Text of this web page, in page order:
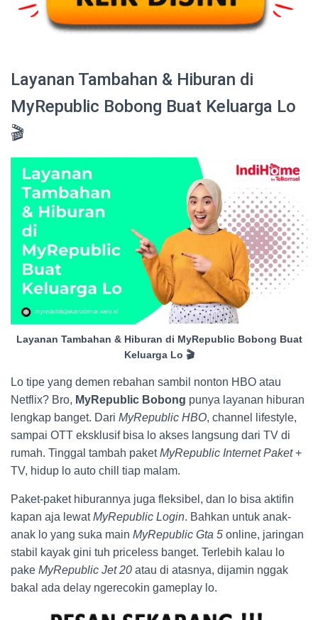
Layanan Tambahan & Hiburan di
MyRepublic Bobong Buat Keluarga Lo
🎬
Layanan Tambahan & Hiburan di MyRepublic Bobong Buat
Keluarga Lo 🎬
Lo tipe yang demen rebahan sambil nonton HBO atau
Netflix? Bro, MyRepublic Bobong punya layanan hiburan
lengkap banget. Dari MyRepublic HBO, channel lifestyle,
sampai OTT eksklusif bisa lo akses langsung dari TV di
rumah. Tinggal tambah paketMyRepublic Internet Paket+
TV, hidup lo auto chill tiap malam.
Paket-paket hiburannya juga fleksibel, dan lo bisa aktifin
kapan aja lewatMyRepublic Login. Bahkan untuk anak-
anak lo yang suka main MyRepublic Gta 5 online, jaringan
stabil kayak gini tuh priceless banget. Terlebih kalau lo
pake MyRepublic Jet 20 atau di atasnya, dijamin nggak
bakal ada delay ngerecokin gameplay lo.